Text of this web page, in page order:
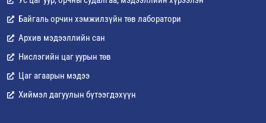
Байгаль орчин хэмжилзүйн төв лаборатори
Архив мэдээллийн сан
Нислэгийн цаг уурын төв
Цаг агаарын мэдээ
Хиймэл дагуулын бүтээгдэхүүн